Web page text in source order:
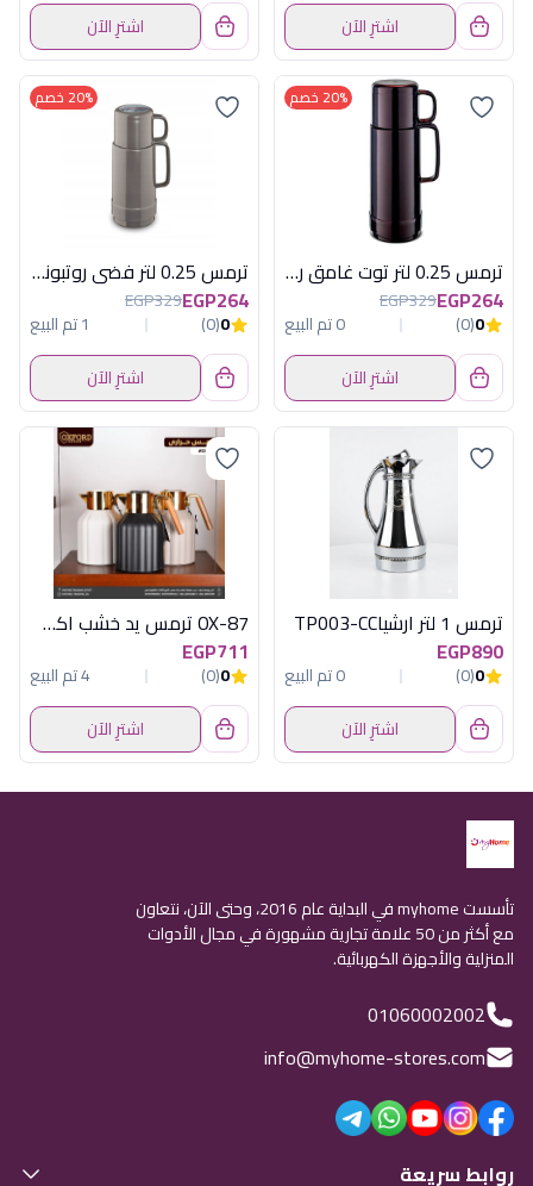
اشترِ الآن
اشترِ الآن
20% خصم
ترمس 0.25 لتر توت غامق روتبونكت المانى
EGP264
EGP329
0
(0)
0 تم البيع
اشترِ الآن
20% خصم
ترمس 0.25 لتر فضى روتبونكت المانى
EGP264
EGP329
0
(0)
1 تم البيع
اشترِ الآن
ترمس 1 لتر ارشياTP003-CC
EGP890
0
(0)
0 تم البيع
اشترِ الآن
OX-87 ترمس يد خشب اكسفورد
EGP711
0
(0)
4 تم البيع
اشترِ الآن
تأسست myhome في البداية عام 2016، وحتى الآن، نتعاون
مع أكثر من 50 علامة تجارية مشهورة في مجال الأدوات
المنزلية والأجهزة الكهربائية.
01060002002
info@myhome-stores.com
روابط سريعة